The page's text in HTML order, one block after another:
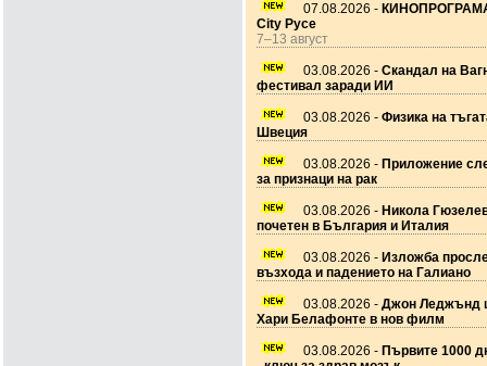
07.08.2026 -
City Русе
7–13 август
03.08.2026 - Скандал на
фестивал заради ИИ
03.08.2026 - Физика на
Швеция
03.08.2026 - Приложение
за признаци на рак
03.08.2026 - Никола
почетен в България и Италия
03.08.2026 - Изложба
възхода и падението на Галиано
03.08.2026 - Джон Леджънд
Хари Белафонте в нов филм
03.08.2026 - Първите 1000